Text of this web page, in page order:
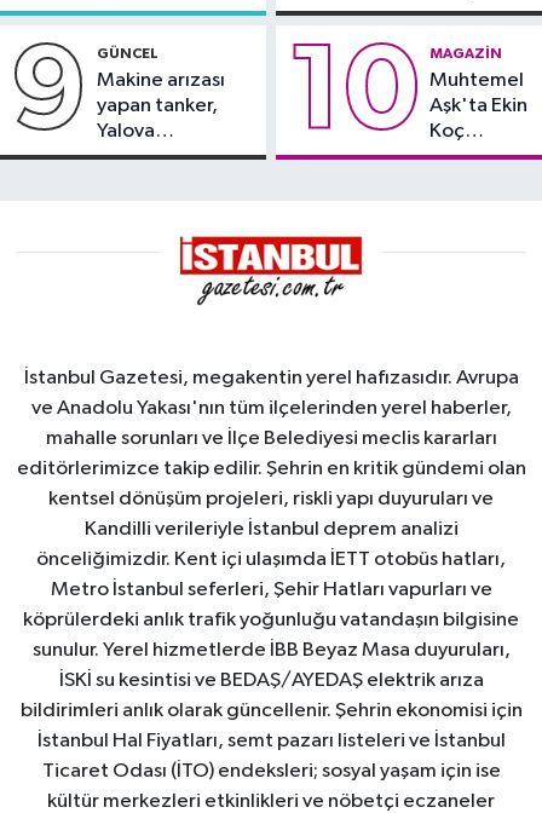
kayması
9 GÜNCEL
Makine arızası
yapan tanker,
Yalova
Demirleme
10 MAGAZIN
Muhtemel
Aşk'ta Ekin
Koç
damgası
İstanbul Gazetesi, megakentin yerel hafızasıdır. Avrupa
ve Anadolu Yakası'nın tüm ilçelerinden yerel haberler,
mahalle sorunları ve İlçe Belediyesi meclis kararları
editörlerimizce takip edilir. Şehrin en kritik gündemi olan
kentsel dönüşüm projeleri, riskli yapı duyuruları ve
Kandilli verileriyle İstanbul deprem analizi
önceliğimizdir. Kent içi ulaşımda İETT otobüs hatları,
Metro İstanbul seferleri, Şehir Hatları vapurları ve
köprülerdeki anlık trafik yoğunluğu vatandaşın bilgisine
sunulur. Yerel hizmetlerde İBB Beyaz Masa duyuruları,
İSKİ su kesintisi ve BEDAŞ/AYEDAŞ elektrik arıza
bildirimleri anlık olarak güncellenir. Şehrin ekonomisi için
İstanbul Hal Fiyatları, semt pazarı listeleri ve İstanbul
Ticaret Odası (İTO) endeksleri; sosyal yaşam için ise
kültür merkezleri etkinlikleri ve nöbetçi eczaneler